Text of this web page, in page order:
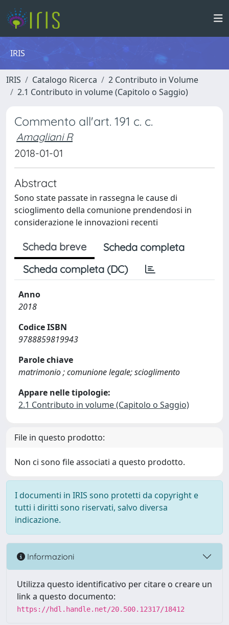
IRIS
IRIS Catalogo Ricerca
2 Contributo in Volume
2.1 Contributo in volume (Capitolo o Saggio)
Commento all'art. 191 c. c.
Amagliani R
2018-01-01
Abstract
Sono state passate in rassegna le cause di
scioglimento della comunione prendendosi in
considerazione le innovazioni recenti
Scheda breve
Scheda completa
Scheda completa (DC)
Anno
2018
Codice ISBN
9788859819943
Parole chiave
matrimonio ; comunione legale; scioglimento
Appare nelle tipologie:
2.1 Contributo in volume (Capitolo o Saggio)
File in questo prodotto:
Non ci sono file associati a questo prodotto.
I documenti in IRIS sono protetti da copyright e
tutti i diritti sono riservati, salvo diversa
indicazione.
Informazioni
Utilizza questo identificativo per citare o creare un
link a questo documento:
https://hdl.handle.net/20.500.12317/18412